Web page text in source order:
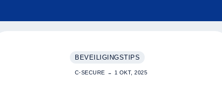
BEVEILIGINGSTIPS
C-SECURE 1 OKT, 2025